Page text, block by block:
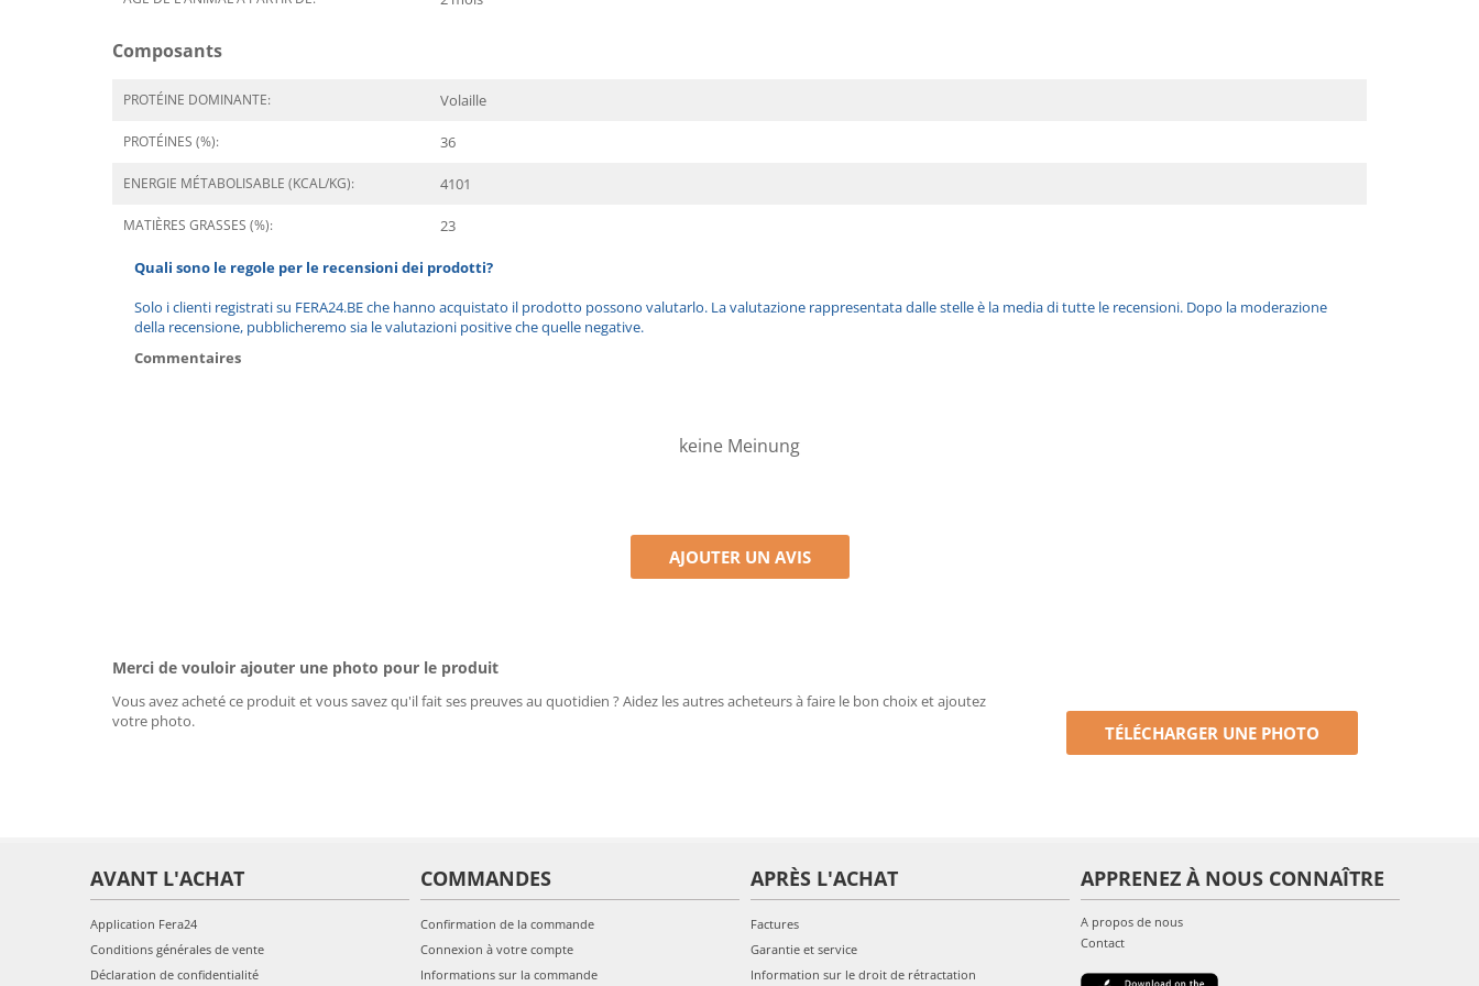
Composants
PROTÉINE DOMINANTE: Volaille
PROTÉINES (%): 36
ENERGIE MÉTABOLISABLE (KCAL/KG): 4101
MATIÈRES GRASSES (%): 23
Quali sono le regole per le recensioni dei prodotti?
Solo i clienti registrati su FERA24.BE che hanno acquistato il prodotto possono valutarlo. La valutazione rappresentata dalle stelle è la media di tutte le recensioni. Dopo la moderazione
della recensione, pubblicheremo sia le valutazioni positive che quelle negative.
Commentaires
keine Meinung
AJOUTER UN AVIS
Merci de vouloir ajouter une photo pour le produit
Vous avez acheté ce produit et vous savez qu'il fait ses preuves au quotidien ? Aidez les autres acheteurs à faire le bon choix et ajoutez
votre photo.
TÉLÉCHARGER UNE PHOTO
AVANT L'ACHAT
Application Fera24
Conditions générales de vente
Déclaration de confidentialité
COMMANDES
Confirmation de la commande
Connexion à votre compte
Informations sur la commande
APRÈS L'ACHAT
Factures
Garantie et service
Information sur le droit de rétractation
APPRENEZ À NOUS CONNAÎTRE
A propos de nous
Contact